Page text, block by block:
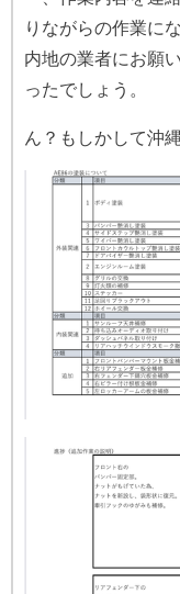
りながらの作業に
内地の業者にお願
ったでしょう。
ん？もしかして沖